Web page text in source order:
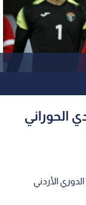
الحوراني
الأردني